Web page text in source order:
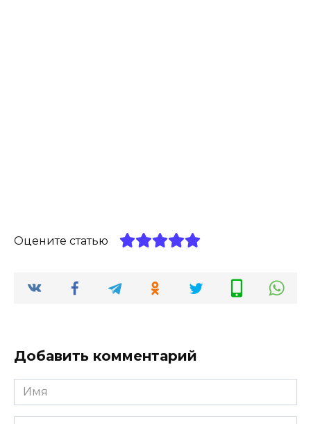
Оцените статью
Добавить комментарий
Имя
*